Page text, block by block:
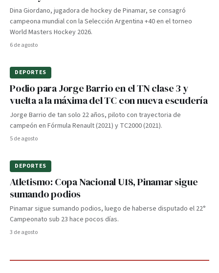
Dina Giordano, jugadora de hockey de Pinamar, se consagró
campeona mundial con la Selección Argentina +40 en el torneo
World Masters Hockey 2026.
6 de agosto
DEPORTES
Podio para Jorge Barrio en el TN clase 3 y
vuelta a la máxima del TC con nueva escudería
Jorge Barrio de tan solo 22 años, piloto con trayectoria de
campeón en Fórmula Renault (2021) y TC2000 (2021).
5 de agosto
DEPORTES
Atletismo: Copa Nacional U18, Pinamar sigue
sumando podios
Pinamar sigue sumando podios, luego de haberse disputado el 22°
Campeonato sub 23 hace pocos días.
3 de agosto